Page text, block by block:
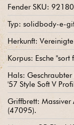
Fender SKU:
Typ: solidbody-e-
Herkunft:
Korpus: Esche
Hals:
'57 Style Soft V
Griffbrett: Massiver
(47095).